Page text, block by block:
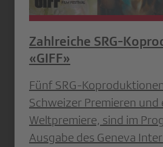
Zahlreiche SRG-
«GIFF»
Fünf SRG-
Schweizer Premieren und
Weltpremiere, sind im
Ausgabe des Geneva